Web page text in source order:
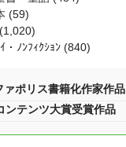
(59)
・ﾉﾝﾌｨｸｼｮﾝ (840)
ァポリス書籍化作家作品
ンテンツ大賞受賞作品